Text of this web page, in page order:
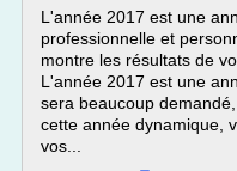
L'année 2017 est une
professionnelle et
montre les résultats de
L'année 2017 est une
sera beaucoup
cette année dynamique,
vos...